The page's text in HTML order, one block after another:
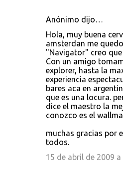
Anónimo dijo…
Hola, muy buena
amsterdan me
"Navigator" creo
Con un amigo
explorer, hasta la
experiencia
bares aca en
que es una locura.
dice el maestro la
conozco es el
muchas gracias por
todos.
15 de abril de 2009 a